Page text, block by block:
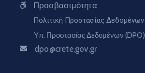
Προσβασιμότητα
Πολιτική Προστασίας Δεδομένων
Υπ. Προστασίας Δεδομένων (DPO)
dpo@crete.gov.gr